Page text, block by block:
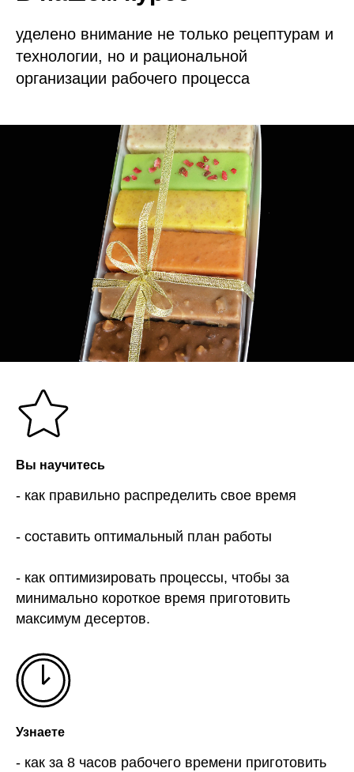
уделено внимание не только рецептурам и
технологии, но и рациональной
организации рабочего процесса
Вы научитесь
- как правильно распределить свое время
- составить оптимальный план работы
- как оптимизировать процессы, чтобы за
минимально короткое время приготовить
максимум десертов.
Узнаете
- как за 8 часов рабочего времени приготовить